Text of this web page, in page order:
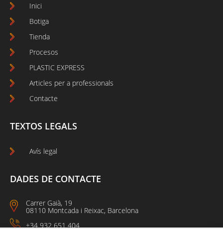
Inici
Botiga
Tienda
Procesos
PLASTIC EXPRESS
Articles per a professionals
Contacte
TEXTOS LEGALS
Avís legal
DADES DE CONTACTE
Carrer Gaià, 19
08110 Montcada i Reixac, Barcelona
+34 932 651 404